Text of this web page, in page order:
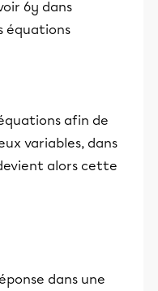
6y dans
équations
afin de
variables, dans
alors cette
dans une